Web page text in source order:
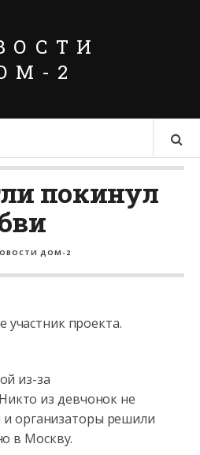
2
покинул
ДОМ-2
участник проекта.
из-за
из девчонок не
и организаторы решили
в Москву.